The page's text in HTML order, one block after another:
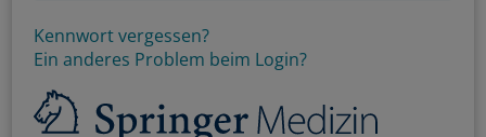
Kennwort vergessen?
Ein anderes Problem beim Login?